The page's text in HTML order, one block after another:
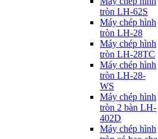
tròn LH-62S
Máy chép hình
tròn LH-28
Máy chép hình
tròn LH-28TC
Máy chép hình
tròn LH-28-
WS
Máy chép hình
tròn 2 bàn LH-
402D
Máy chép hình